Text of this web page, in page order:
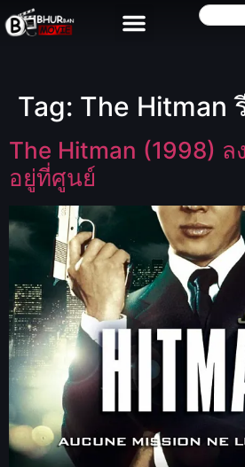
Tag: The Hitman
The Hitman (1998)
อยู่ที่ศูนย์